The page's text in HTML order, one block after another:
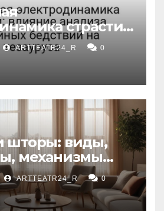
страсти:
бедствий на
ARTTEATR24_R 0
шторы: виды,
механизмы
и уход
ARTTEATR24_R 0